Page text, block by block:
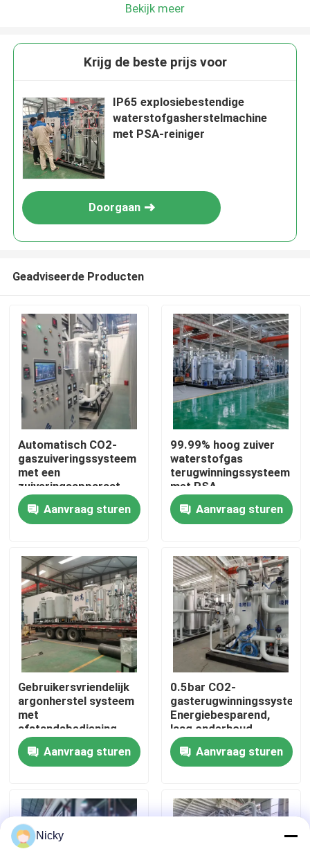
Thuis
Producten
Fabriekstocht
Kwaliteitscontrole
Neem contact met ons op
Nieuws
Vraag een offerte
PSA stikstofgasgeneratoren
De Generator van de hoge Zuiverheidsstikstof
Bekijk meer
Krijg de beste prijs voor
IP65 explosiebestendige
waterstofgasherstelmachine
met PSA-reiniger
Doorgaan
Geadviseerde Producten
Automatisch CO2-
gaszuiveringssysteem
met een
zuiveringsapparaat
van 99,99% zuiverheid
Aanvraag sturen
99.99% hoog zuiver
waterstofgas
terugwinningssysteem
met PSA-
zuiveringssysteem
Aanvraag sturen
Gebruikersvriendelijk
argonherstel systeem
met
afstandsbediening
Aanvraag sturen
0.5bar CO2-
gasterugwinningssysteem
Energiebesparend,
laag onderhoud
Aanvraag sturen
Nicky